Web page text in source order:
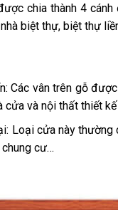
chia thành 4
biệt thự, biệt thự
Các vân trên gỗ
cửa và nội thất thiết
Loại cửa này thường
cư…